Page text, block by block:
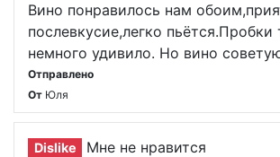
Вино понравилось нам
послевкусие,легко пьётся.Пробки
немного удивило. Но вино
Отправлено
От Юля
Dislike
Мне не нравится